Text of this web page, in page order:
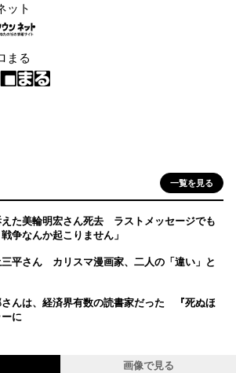
ット
まる
一覧を見る
た美輪明宏さん死去 ラストメッセージでも
争なんか起こりません」
平さん カリスマ漫画家、二人の「違い」と
んは、経済界有数の読書家だった 『死ぬほ
に
画像で見る